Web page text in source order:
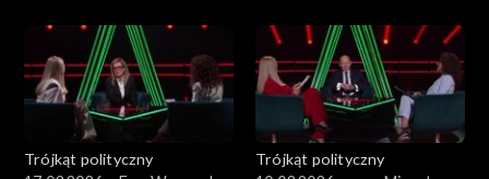
Trójkąt polityczny
Trójkąt polityczny